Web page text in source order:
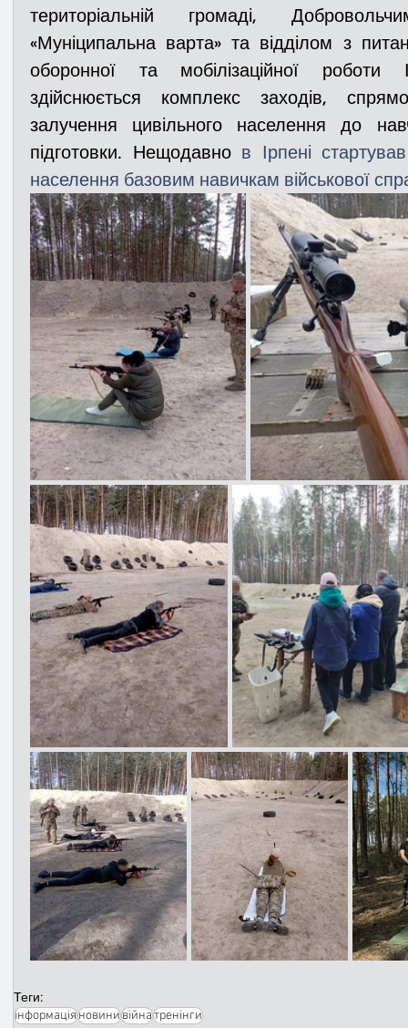
територіальній громаді,
«Муніципальна варта» та відділом з
оборонної та мобілізаційної роботи
здійснюється комплекс заходів,
залучення цивільного населення до
підготовки. Нещодавно в Ірпені
населення базовим навичкам військової
Теги:
інформаціяновинивійнатренінги